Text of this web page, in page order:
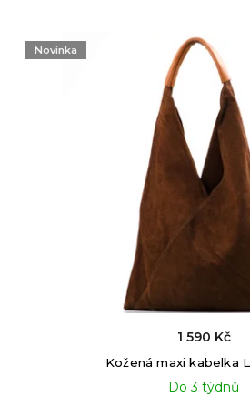
Novinka
Kožená maxi kabelka
Do 3 týdnů
1 590 Kč